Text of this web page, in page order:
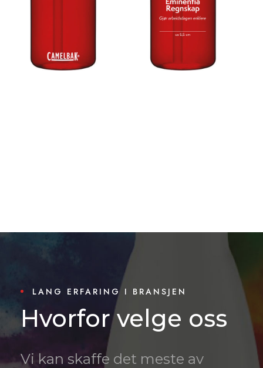
LANG ERFARING I BRANSJEN
Hvorfor velge oss
Vi kan skaffe det meste av